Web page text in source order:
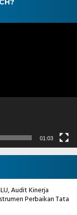
01:03
Audit Kinerja
Perbaikan Tata